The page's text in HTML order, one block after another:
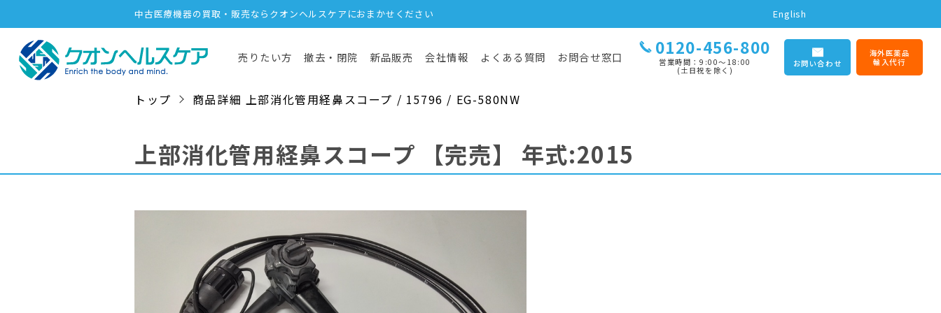
中古医療機器の買取・販売ならクオンヘルスケアにおまかせください English
売りたい方 撤去・閉院 新品販売 会社情報 よくある質問 お問合せ窓口 0120-456-800
営業時間：9:00〜18:00
(土日祝を除く)
お問い合わせ
海外医薬品
輸入代行
トップ 商品詳細 上部消化管用経鼻スコープ / 15796 / EG-580NW
上部消化管用経鼻スコープ 【完売】 年式:2015